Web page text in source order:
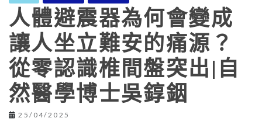
人體避震器為何會變成
讓人坐立難安的痛源？
從零認識椎間盤突出|自
然醫學博士吳錞銦
25/04/2025